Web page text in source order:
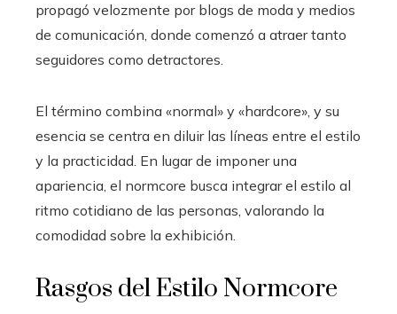
propagó velozmente por blogs de moda y medios
de comunicación, donde comenzó a atraer tanto
seguidores como detractores.
El término combina «normal» y «hardcore», y su
esencia se centra en diluir las líneas entre el estilo
y la practicidad. En lugar de imponer una
apariencia, el normcore busca integrar el estilo al
ritmo cotidiano de las personas, valorando la
comodidad sobre la exhibición.
Rasgos del Estilo Normcore